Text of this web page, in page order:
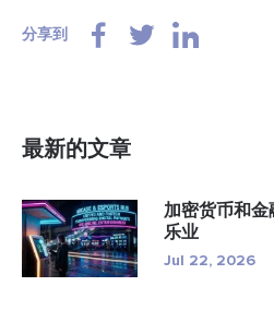
分享到
最新的文章
加密货币和
乐业
Jul 22, 2026